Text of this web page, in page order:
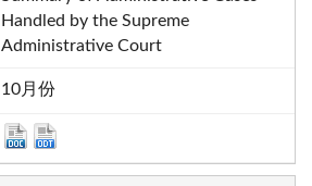
Handled by the Supreme
Administrative Court
10月份